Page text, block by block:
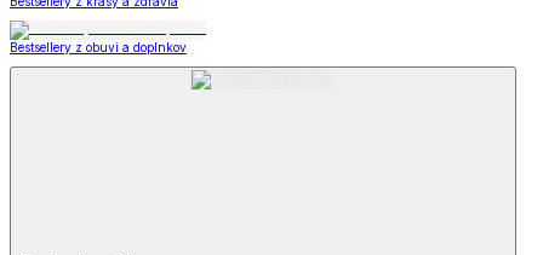
Bestsellery z obuvi a doplnkov